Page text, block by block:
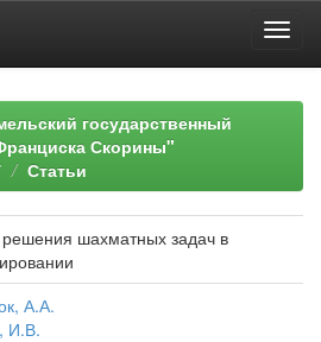
государственный
Скорины"
Статьи
шахматных задач в
А.А.
И.В.